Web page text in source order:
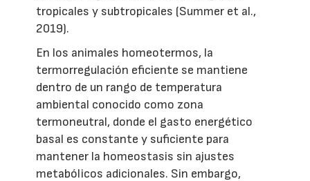
tropicales y subtropicales (Summer et al.,
2019).
En los animales homeotermos, la
termorregulación eficiente se mantiene
dentro de un rango de temperatura
ambiental conocido como zona
termoneutral, donde el gasto energético
basal es constante y suficiente para
mantener la homeostasis sin ajustes
metabólicos adicionales. Sin embargo,